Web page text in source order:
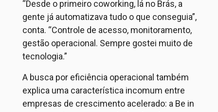
“Desde o primeiro coworking, lá no Brás, a
gente já automatizava tudo o que conseguia”,
conta. “Controle de acesso, monitoramento,
gestão operacional. Sempre gostei muito de
tecnologia.”
A busca por eficiência operacional também
explica uma característica incomum entre
empresas de crescimento acelerado: a Be in